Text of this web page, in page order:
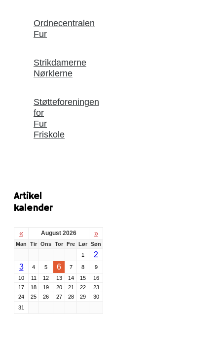
Ordnecentralen
Fur
Strikdamerne
Nørklerne
Støtteforeningen
for
Fur
Friskole
Artikel
kalender
« August 2026 »
Man Tir Ons Tor Fre Lør Søn
1
2
3
4 5 6 7 8
9
10
11 12 13 14 15
16
17
18 19 20 21 22
23
24
25 26 27 28 29
30
31